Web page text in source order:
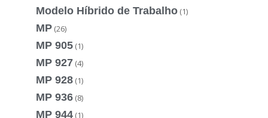
Modelo Híbrido de Trabalho (1)
MP (26)
MP 905 (1)
MP 927 (4)
MP 928 (1)
MP 936 (8)
MP 944 (1)